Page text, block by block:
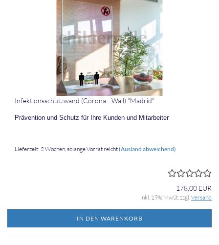
In­fek­ti­ons­schutz­wand (Co­ro­na - Wall) "Ma­drid"
Prä­ven­ti­on und Schutz für Ihre Kun­den und Mit­ar­bei­ter
Lieferzeit: 2 Wochen, solange Vorrat reicht(Ausland abweichend)
178,00 EUR
inkl. 19% MwSt. zzgl.Versand
IN DEN WARENKORB